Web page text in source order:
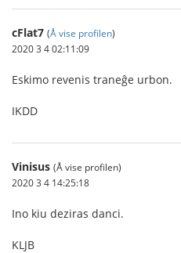
cFlat7 (Å vise profilen)
2020 3 4 02:11:09
Eskimo revenis traneĝe urbon.
IKDD
Vinisus (Å vise profilen)
2020 3 4 14:25:18
Ino kiu deziras danci.
KLJB